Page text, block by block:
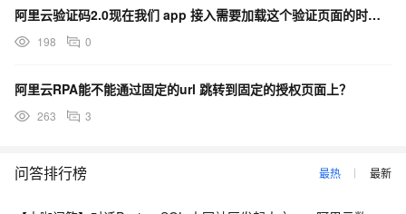
阿里云验证码2.0现在我们 app 接入需要加载这个验证页面的时候，这个url 是如何获取的？
198 0
阿里云RPA能不能通过固定的url 跳转到固定的授权页面上？
263 3
问答排行榜 最热 最新